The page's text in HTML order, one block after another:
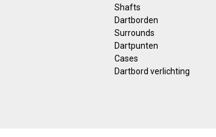
Shafts
Dartborden
Surrounds
Dartpunten
Cases
Dartbord verlichting